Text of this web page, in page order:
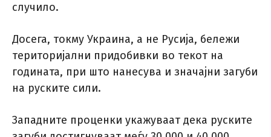
случило.
Досега, токму Украина, а не Русија, бележи
територијални придобивки во текот на
годината, при што нанесува и значајни загуби
на руските сили.
Западните проценки укажуваат дека руските